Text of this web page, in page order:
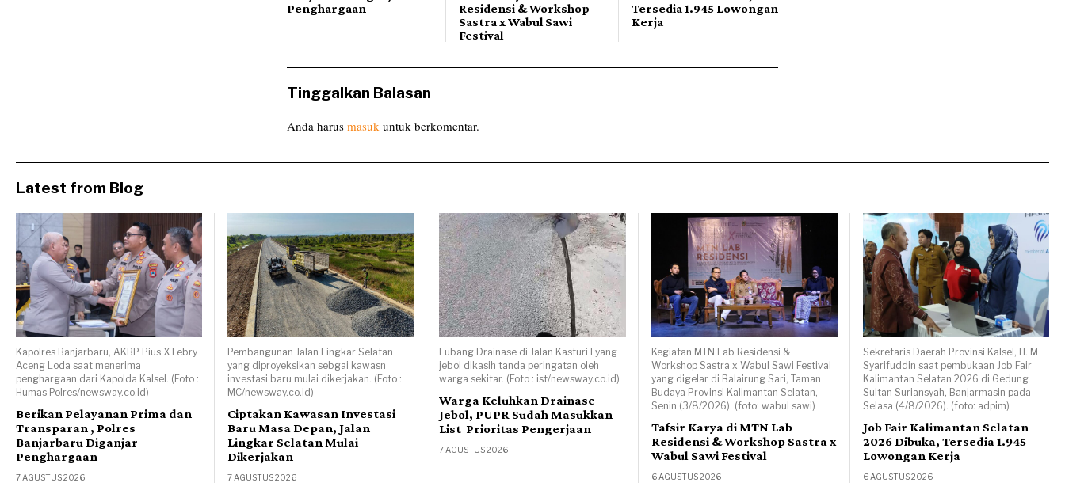
Penghargaan
Residensi & Workshop
Sastra x Wabul Sawi
Festival
Tersedia 1.945 Lowongan
Kerja
Tinggalkan Balasan
Anda harus masuk untuk berkomentar.
Latest from Blog
Kapolres Banjarbaru, AKBP Pius X Febry
Aceng Loda saat menerima
penghargaan dari Kapolda Kalsel. (Foto :
Humas Polres/newsway.co.id)
Berikan Pelayanan Prima dan
Transparan , Polres
Banjarbaru Diganjar
Penghargaan
7 AGUSTUS 2026
Pembangunan Jalan Lingkar Selatan
yang diproyeksikan sebgai kawasn
investasi baru mulai dikerjakan. (Foto :
MC/newsway.co.id)
Ciptakan Kawasan Investasi
Baru Masa Depan, Jalan
Lingkar Selatan Mulai
Dikerjakan
7 AGUSTUS 2026
Lubang Drainase di Jalan Kasturi I yang
jebol dikasih tanda peringatan oleh
warga sekitar. (Foto : ist/newsway.co.id)
Warga Keluhkan Drainase
Jebol, PUPR Sudah Masukkan
List Prioritas Pengerjaan
7 AGUSTUS 2026
Kegiatan MTN Lab Residensi &
Workshop Sastra x Wabul Sawi Festival
yang digelar di Balairung Sari, Taman
Budaya Provinsi Kalimantan Selatan,
Senin (3/8/2026). (foto: wabul sawi)
Tafsir Karya di MTN Lab
Residensi & Workshop Sastra x
Wabul Sawi Festival
6 AGUSTUS 2026
Sekretaris Daerah Provinsi Kalsel, H. M
Syarifuddin saat pembukaan Job Fair
Kalimantan Selatan 2026 di Gedung
Sultan Suriansyah, Banjarmasin pada
Selasa (4/8/2026). (foto: adpim)
Job Fair Kalimantan Selatan
2026 Dibuka, Tersedia 1.945
Lowongan Kerja
6 AGUSTUS 2026